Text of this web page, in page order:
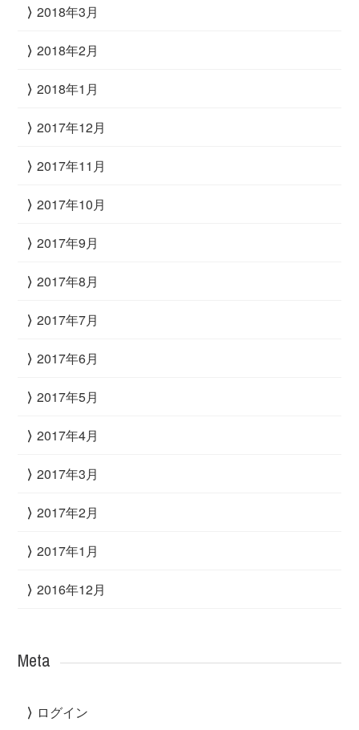
2018年3月
2018年2月
2018年1月
2017年12月
2017年11月
2017年10月
2017年9月
2017年8月
2017年7月
2017年6月
2017年5月
2017年4月
2017年3月
2017年2月
2017年1月
2016年12月
Meta
ログイン